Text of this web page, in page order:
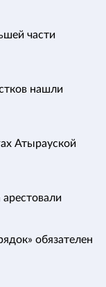
части
нашли
Атырауской
обязателен